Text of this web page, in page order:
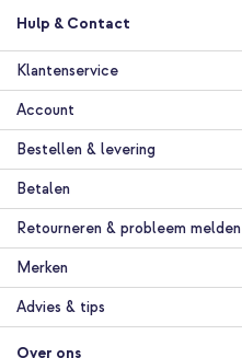
Hulp & Contact
Klantenservice
Account
Bestellen & levering
Betalen
Retourneren & probleem melden
Merken
Advies & tips
Over ons